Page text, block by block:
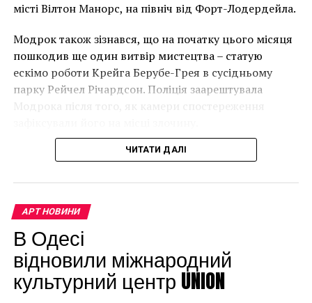
“Спочатку це було
неймовірно, але з
розвитком подій це
стало надзвичайно
впевнений, що Бенксі
усвідомлює
непередбачувані
наслідки для власників
будинків. Якби ми
могли повернути час
назад, ми б це
місті Вілтон Манорс, на північ від Форт-Лодердейла.
Модрок також зізнався, що на початку цього місяця
пошкодив ще один витвір мистецтва – статую
ескімо роботи Крейга Берубе-Грея в сусідньому
парку Рейчел Річардсон. Поліція заарештувала
Модрока після того, як камери спостереження
ЧИТАТИ ДАЛІ
АРТ НОВИНИ
В Одесі
відновили міжнародний
культурний центр UNION